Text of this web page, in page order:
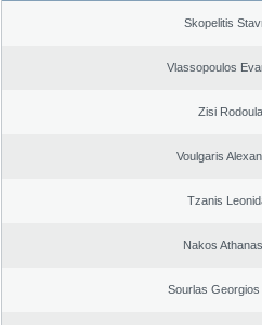
Skopelitis
Vlassopoulos
Zisi Rodoula
Voulgaris
Tzanis
Nakos
Sourlas Georgios